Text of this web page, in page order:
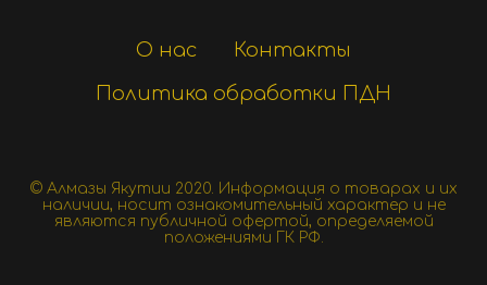
О нас
Контакты
Политика обработки ПДН
© Алмазы Якутии 2020. Информация о товарах и их
наличии, носит ознакомительный характер и не
являются публичной офертой, определяемой
положениями ГК РФ.